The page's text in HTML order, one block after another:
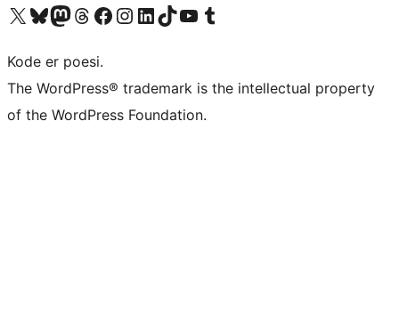
Besøg vores X (tidligere Twitter) konto
Besøg vores Bluesky-konto
Besøg vores Mastodon konto
Besøg vores Threads-konto
Besøg vores Facebook sideBesøg vores Instagram konto
Besøg vores LinkedIn konto
Besøg vores TikTok-konto
Besøg vores YouTube-kanalBesøg vores Tumblr-konto
Kode er poesi.
The WordPress® trademark is the intellectual property
of the WordPress Foundation.